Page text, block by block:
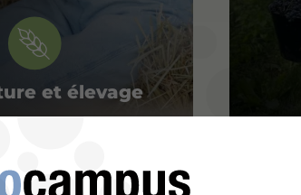
et élevage